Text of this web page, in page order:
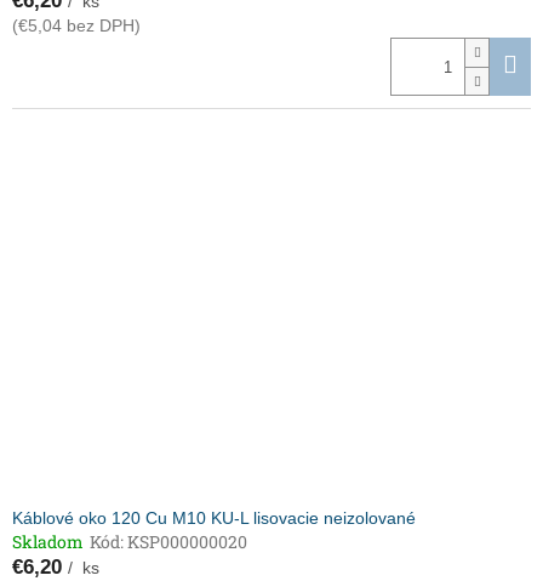
(€5,04 bez DPH)
Káblové oko 120 Cu M10 KU-L lisovacie neizolované
Skladom Kód:KSP000000020
€6,20 / ks